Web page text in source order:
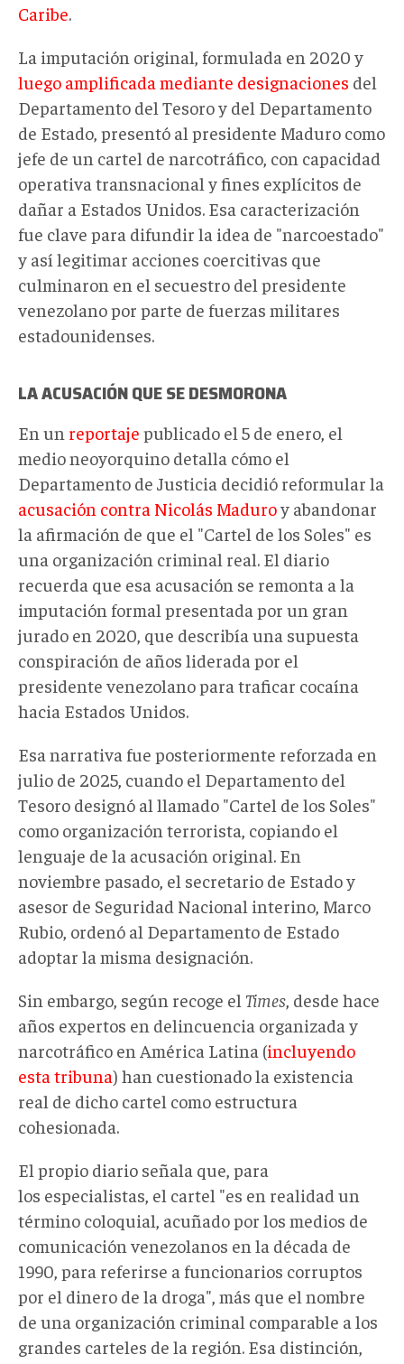
Caribe.
La imputación original, formulada en 2020 y
luego amplificada mediante designaciones del
Departamento del Tesoro y del Departamento
de Estado, presentó al presidente Maduro como
jefe de un cartel de narcotráfico, con capacidad
operativa transnacional y fines explícitos de
dañar a Estados Unidos. Esa caracterización
fue clave para difundir la idea de "narcoestado"
y así legitimar acciones coercitivas que
culminaron en el secuestro del presidente
venezolano por parte de fuerzas militares
estadounidenses.
LA ACUSACIÓN QUE SE DESMORONA
En un reportaje publicado el 5 de enero, el
medio neoyorquino detalla cómo el
Departamento de Justicia decidió reformular la
acusación contra Nicolás Maduroy abandonar
la afirmación de que el "Cartel de los Soles" es
una organización criminal real. El diario
recuerda que esa acusación se remonta a la
imputación formal presentada por un gran
jurado en 2020, que describía una supuesta
conspiración de años liderada por el
presidente venezolano para traficar cocaína
hacia Estados Unidos.
Esa narrativa fue posteriormente reforzada en
julio de 2025, cuando el Departamento del
Tesoro designó al llamado "Cartel de los Soles"
como organización terrorista, copiando el
lenguaje de la acusación original. En
noviembre pasado, el secretario de Estado y
asesor de Seguridad Nacional interino, Marco
Rubio, ordenó al Departamento de Estado
adoptar la misma designación.
Sin embargo, según recoge el Times , desde hace
años expertos en delincuencia organizada y
narcotráfico en América Latina (incluyendo
esta tribuna) han cuestionado la existencia
real de dicho cartel como estructura
cohesionada.
El propio diario señala que, para
los especialistas, el cartel "es en realidad un
término coloquial, acuñado por los medios de
comunicación venezolanos en la década de
1990, para referirse a funcionarios corruptos
por el dinero de la droga", más que el nombre
de una organización criminal comparable a los
grandes carteles de la región. Esa distinción,